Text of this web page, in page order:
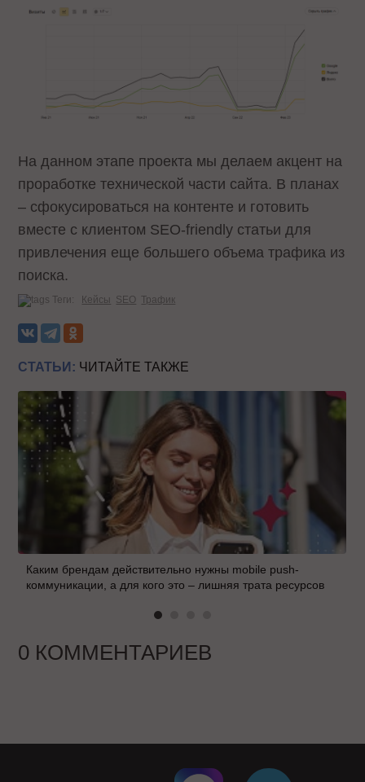
На данном этапе проекта мы делаем акцент на
проработке технической части сайта. В планах
– сфокусироваться на контенте и готовить
вместе с клиентом SEO-friendly статьи для
привлечения еще большего объема трафика из
поиска.
Теги: Кейсы SEO Трафик
СТАТЬИ: ЧИТАЙТЕ ТАКЖЕ
Каким брендам действительно нужны mobile push-
коммуникации, а для кого это – лишняя трата ресурсов
0 КОММЕНТАРИЕВ